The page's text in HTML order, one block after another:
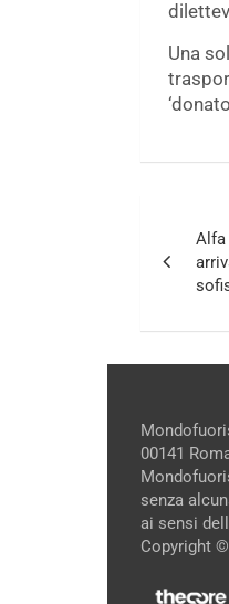
Una
Alfa
00141
senza
ai sensi
Copyright